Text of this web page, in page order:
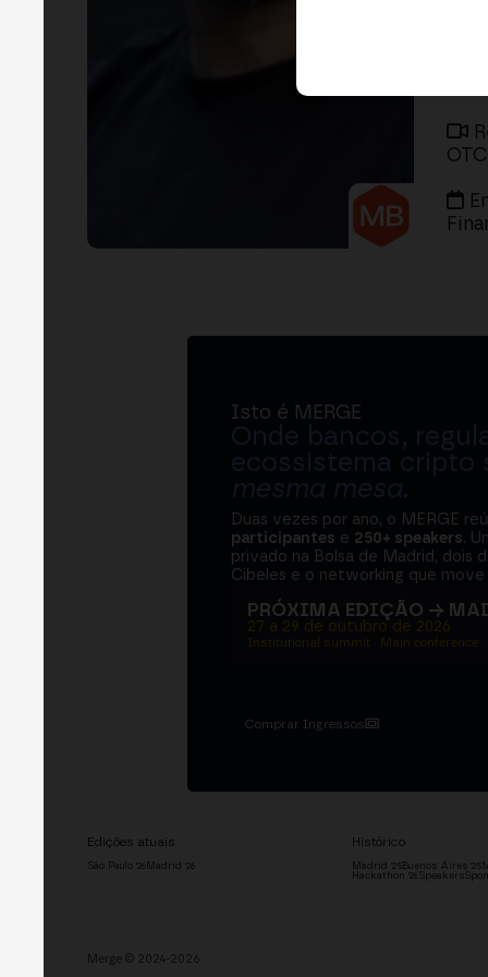
Isto é MERGE
Onde bancos,
ecossistema cripto
mesma mesa.
Duas vezes por ano, o MERGE
participantes e 250+ speakers.
privado na Bolsa de Madrid, dois
Cibeles e o networking que move
PRÓXIMA EDIÇÃO →
27 a 29 de outubro de 2026
Institutional summit · Main conference
Comprar Ingressos
Edições atuais
São Paulo '26 Madrid '26
Histórico
Madrid '25Buenos Aires '25
Hackathon '26 Speakers
Merge © 2024-2026